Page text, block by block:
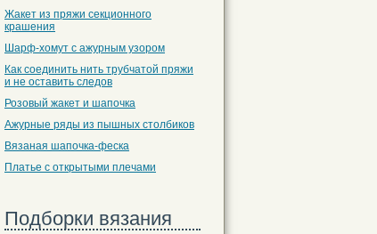
Жакет из пряжи секционного
крашения
Шарф-хомут с ажурным узором
Как соединить нить трубчатой пряжи
и не оставить следов
Розовый жакет и шапочка
Ажурные ряды из пышных столбиков
Вязаная шапочка-феска
Платье с открытыми плечами
Подборки вязания